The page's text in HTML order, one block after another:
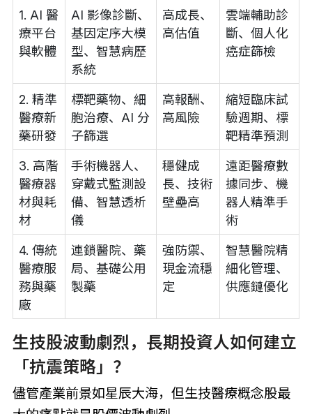
1. AI 醫
療平台
與軟體
AI 影像診斷、
基因定序大模
型、智慧病歷
系統
高成長、
高估值
雲端輔助診
斷、個人化
癌症篩檢
2. 精準
醫療新
藥研發
標靶藥物、細
胞治療、AI 分
子篩選
高報酬、
高風險
縮短臨床試
驗週期、標
靶精準預測
3. 高階
醫療器
材與耗
材
手術機器人、
穿戴式監測設
備、智慧透析
儀
穩健成
長、技術
壁壘高
遠距醫療數
據同步、機
器人精準手
術
4. 傳統
醫療服
務與藥
廠
連鎖醫院、藥
局、基礎公用
製藥
強防禦、
現金流穩
定
智慧醫院精
細化管理、
供應鏈優化
生技股波動劇烈，長期投資人如何建立
「抗震策略」？
儘管產業前景如星辰大海，但生技醫療概念股最